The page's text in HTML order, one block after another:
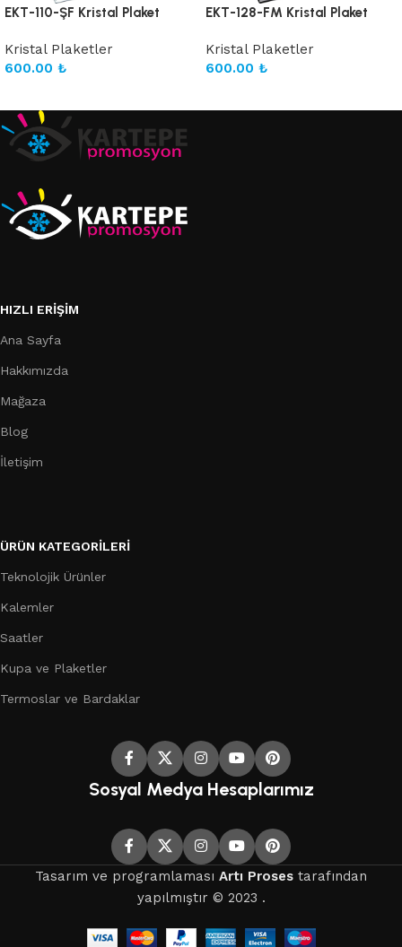
EKT-110-ŞF Kristal Plaket
Kristal Plaketler
600.00 ₺
EKT-128-FM Kristal Plaket
Kristal Plaketler
600.00 ₺
HIZLI ERIŞIM
Ana Sayfa
Hakkımızda
Mağaza
Blog
İletişim
ÜRÜN KATEGORILERI
Teknolojik Ürünler
Kalemler
Saatler
Kupa ve Plaketler
Termoslar ve Bardaklar
Sosyal Medya Hesaplarımız
Tasarım ve programlaması Artı Proses tarafından
yapılmıştır © 2023 .